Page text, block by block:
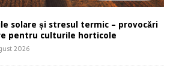
solare și stresul termic – provocări
pentru culturile horticole
2026